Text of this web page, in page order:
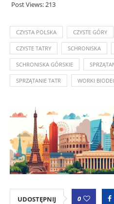
Post Views:213
CZYSTA POLSKA CZYSTE GÓRY
CZYSTE TATRY SCHRONISKA
SCHRONISKA GÓRSKIE
SPRZĄTANIE TATR WORKI
UDOSTĘPNIJ 0